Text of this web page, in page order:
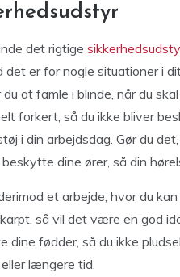
det rigtige
det er for nogle situationer i
du at famle i blinde, når du
forkert, så du ikke bliver
i din arbejdsdag. Gør du
dine ører, så din
et arbejde, hvor du
så vil det være en god
dine fødder, så du ikke
længere tid.